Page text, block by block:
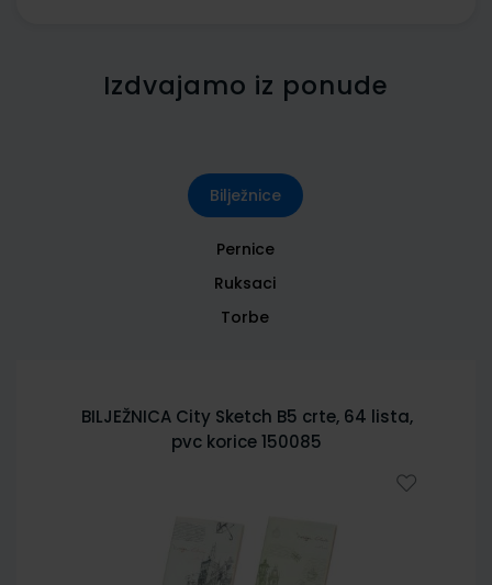
Izdvajamo iz ponude
Bilježnice
Pernice
Ruksaci
Torbe
BILJEŽNICA City Sketch B5 crte, 64 lista,
pvc korice 150085